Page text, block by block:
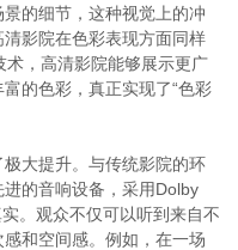
的细节，这种视觉上的冲
影院在色彩表现方面同样
，高清影院能够展示更广
的色彩，真正实现了“色彩
大提升。与传统影院的环
的音响设备，采用Dolby
。观众不仅可以听到来自不
和空间感。例如，在一场